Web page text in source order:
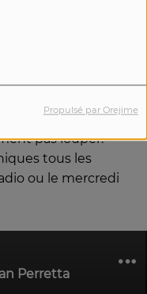
Propulsé par Orejime
Perretta
0
Du Break à la
des précédentes
pas louper.
tous les
ou le mercredi